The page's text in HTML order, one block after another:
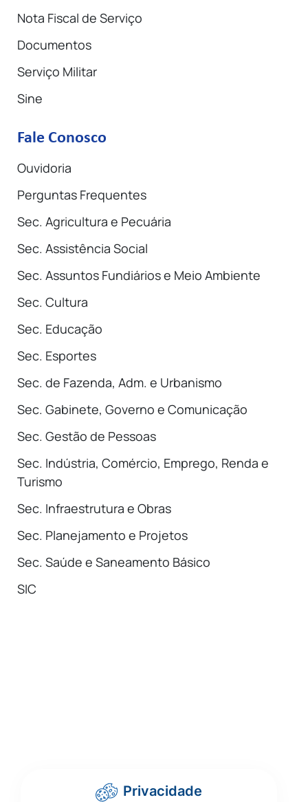
Nota Fiscal de Serviço
Documentos
Serviço Militar
Sine
Fale Conosco
Ouvidoria
Perguntas Frequentes
Sec. Agricultura e Pecuária
Sec. Assistência Social
Sec. Assuntos Fundiários e Meio Ambiente
Sec. Cultura
Sec. Educação
Sec. Esportes
Sec. de Fazenda, Adm. e Urbanismo
Sec. Gabinete, Governo e Comunicação
Sec. Gestão de Pessoas
Sec. Indústria, Comércio, Emprego, Renda e
Turismo
Sec. Infraestrutura e Obras
Sec. Planejamento e Projetos
Sec. Saúde e Saneamento Básico
SIC
Privacidade